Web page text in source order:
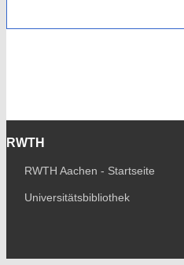
RWTH
RWTH Aachen - Startseite
Universitätsbibliothek